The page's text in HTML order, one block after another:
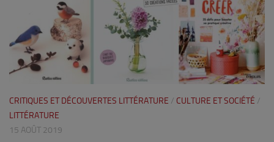
CRITIQUES ET DÉCOUVERTES LITTÉRATURE / CULTURE ET SOCIÉTÉ /
LITTÉRATURE
15 AOÛT 2019